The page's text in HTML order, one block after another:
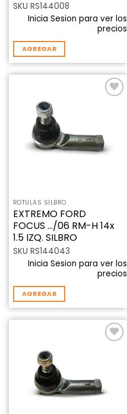
SKU RS144008
Inicia Sesion para ver los
precios
AGREGAR
ROTULAS SILBRO
EXTREMO FORD
FOCUS …/06 RM-H 14x
1.5 IZQ. SILBRO
SKU RS144043
Inicia Sesion para ver los
precios
AGREGAR